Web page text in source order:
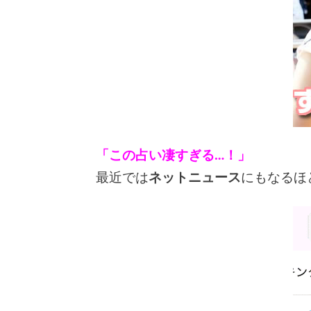
「この占い凄すぎる…！」
最近ではネットニュースにもなるほ